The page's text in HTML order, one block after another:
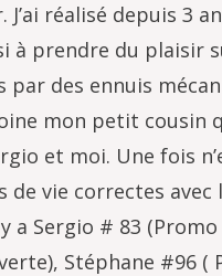
J’ai réalisé depuis 3
à prendre du plaisir
des ennuis
mon petit cousin
et moi. Une fois
de vie correctes
a Sergio # 83
Stéphane #96 (